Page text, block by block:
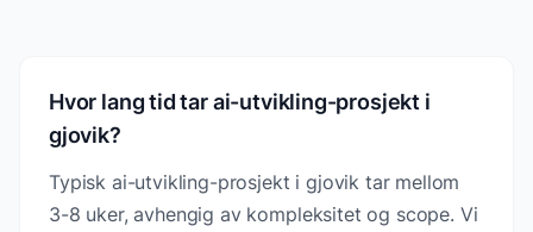
Hvor lang tid tar ai-utvikling-prosjekt i
gjovik?
Typisk ai-utvikling-prosjekt i gjovik tar mellom
3-8 uker, avhengig av kompleksitet og scope. Vi